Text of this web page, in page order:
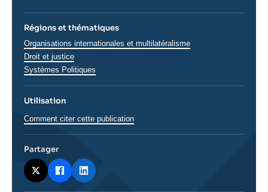
Régions et thématiques
Thématiques
analyses
Organisations internationales et multilatéralisme
Droit et justice
Systèmes Politiques
Utilisation
Comment citer cette publication
Partager